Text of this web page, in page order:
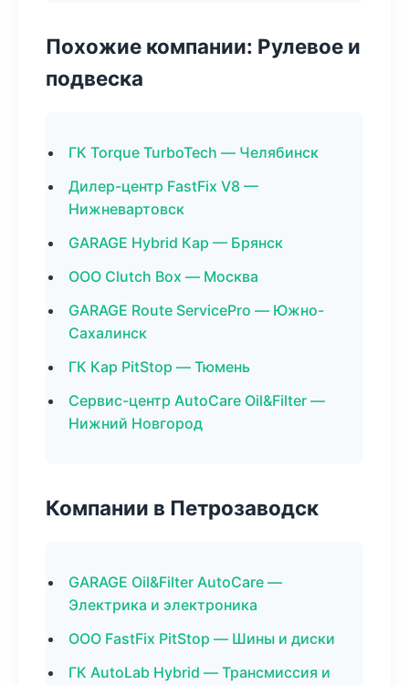
Похожие компании: Рулевое и
подвеска
ГК Torque TurboTech — Челябинск
Дилер-центр FastFix V8 —
Нижневартовск
GARAGE Hybrid Кар — Брянск
ООО Clutch Box — Москва
GARAGE Route ServicePro — Южно-
Сахалинск
ГК Кар PitStop — Тюмень
Сервис-центр AutoCare Oil&Filter —
Нижний Новгород
Компании в Петрозаводск
GARAGE Oil&Filter AutoCare —
Электрика и электроника
ООО FastFix PitStop — Шины и диски
ГК AutoLab Hybrid — Трансмиссия и